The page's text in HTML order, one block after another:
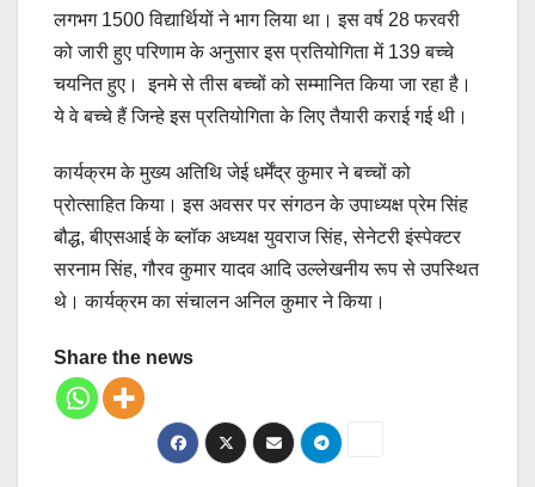
लगभग 1500 विद्यार्थियों ने भाग लिया था। इस वर्ष 28 फरवरी
को जारी हुए परिणाम के अनुसार इस प्रतियोगिता में 139 बच्चे
चयनित हुए। इनमे से तीस बच्चों को सम्मानित किया जा रहा है।
ये वे बच्चे हैं जिन्हे इस प्रतियोगिता के लिए तैयारी कराई गई थी।
कार्यक्रम के मुख्य अतिथि जेई धर्मेंद्र कुमार ने बच्चों को
प्रोत्साहित किया। इस अवसर पर संगठन के उपाध्यक्ष प्रेम सिंह
बौद्ध, बीएसआई के ब्लॉक अध्यक्ष युवराज सिंह, सेनेटरी इंस्पेक्टर
सरनाम सिंह, गौरव कुमार यादव आदि उल्लेखनीय रूप से उपस्थित
थे। कार्यक्रम का संचालन अनिल कुमार ने किया।
Share the news